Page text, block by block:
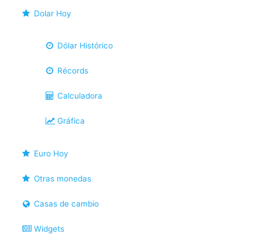
Dolar Hoy
Dólar Histórico
Récords
Calculadora
Gráfica
Euro Hoy
Otras monedas
Casas de cambio
Widgets